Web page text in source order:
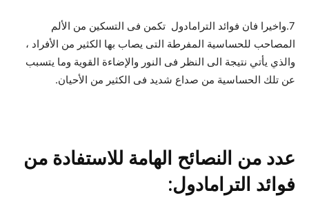
7.واخيرا فان فوائد الترامادول تكمن فى التسكين من الألم
المصاحب للحساسية المفرطة التى يصاب بها الكثير من الأفراد ،
والذي يأتي نتيجة الى النظر فى النور والإضاءة القوية وما يتسبب
عن تلك الحساسية من صداع شديد فى الكثير من الأحيان.
عدد من النصائح الهامة للاستفادة من
فوائد الترامادول: